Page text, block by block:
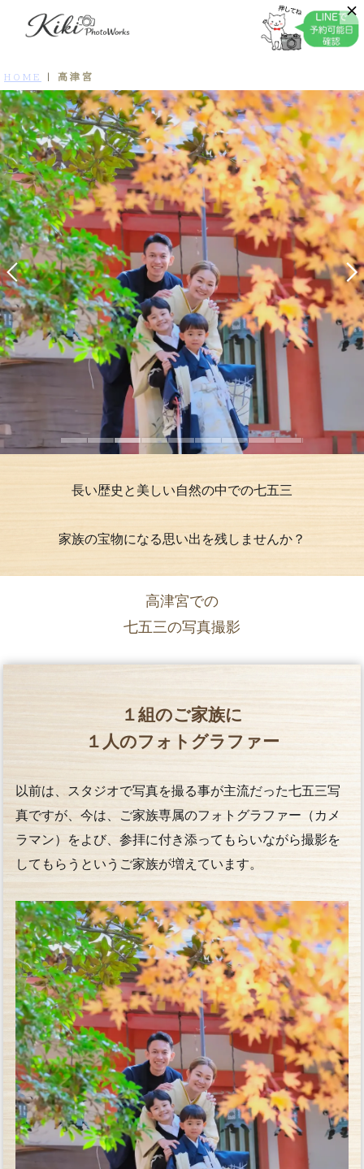
HOME 高津宮
長い歴史と美しい自然の中での七五三
家族の宝物になる思い出を残しませんか？
高津宮での
七五三の写真撮影
１組のご家族に
１人のフォトグラファー
以前は、スタジオで写真を撮る事が主流だった七五三写
真ですが、今は、ご家族専属のフォトグラファー（カメ
ラマン）をよび、参拝に付き添ってもらいながら撮影を
してもらうというご家族が増えています。